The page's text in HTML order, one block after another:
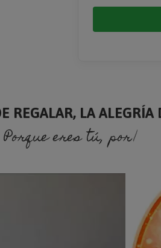
REGALAR, LA ALEGRÍA
eres tú, porque soy yo..